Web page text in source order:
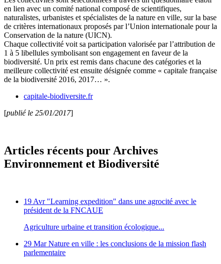
en lien avec un comité national composé de scientifiques,
naturalistes, urbanistes et spécialistes de la nature en ville, sur la base
de critères internationaux proposés par l’Union internationale pour la
Conservation de la nature (UICN).
Chaque collectivité voit sa participation valorisée par l’attribution de
1 à 5 libellules symbolisant son engagement en faveur de la
biodiversité. Un prix est remis dans chacune des catégories et la
meilleure collectivité est ensuite désignée comme « capitale française
de la biodiversité 2016, 2017… ».
capitale-biodiversite.fr
[publié le 25/01/2017]
Articles récents pour Archives
Environnement et Biodiversité
19 Avr "Learning expedition" dans une agrocité avec le
président de la FNCAUE
Agriculture urbaine et transition écologique...
29 Mar Nature en ville : les conclusions de la mission flash
parlementaire